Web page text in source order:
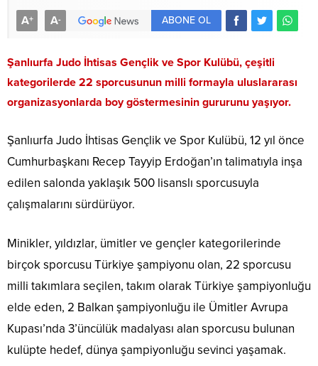
A+ A- ABONE OL
Şanlıurfa Judo İhtisas Gençlik ve Spor Kulübü, çeşitli
kategorilerde 22 sporcusunun milli formayla uluslararası
organizasyonlarda boy göstermesinin gururunu yaşıyor.
Şanlıurfa Judo İhtisas Gençlik ve Spor Kulübü, 12 yıl önce
Cumhurbaşkanı Recep Tayyip Erdoğan’ın talimatıyla inşa
edilen salonda yaklaşık 500 lisanslı sporcusuyla
çalışmalarını sürdürüyor.
Minikler, yıldızlar, ümitler ve gençler kategorilerinde
birçok sporcusu Türkiye şampiyonu olan, 22 sporcusu
milli takımlara seçilen, takım olarak Türkiye şampiyonluğu
elde eden, 2 Balkan şampiyonluğu ile Ümitler Avrupa
Kupası’nda 3’üncülük madalyası alan sporcusu bulunan
kulüpte hedef, dünya şampiyonluğu sevinci yaşamak.